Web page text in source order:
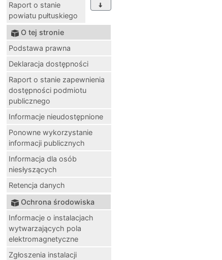
Raport o stanie
powiatu pułtuskiego
O tej stronie
Podstawa prawna
Deklaracja dostępności
Raport o stanie zapewnienia
dostępności podmiotu
publicznego
Informacje nieudostępnione
Ponowne wykorzystanie
informacji publicznych
Informacja dla osób
niesłyszących
Retencja danych
Ochrona środowiska
Informacje o instalacjach
wytwarzających pola
elektromagnetyczne
Zgłoszenia instalacji